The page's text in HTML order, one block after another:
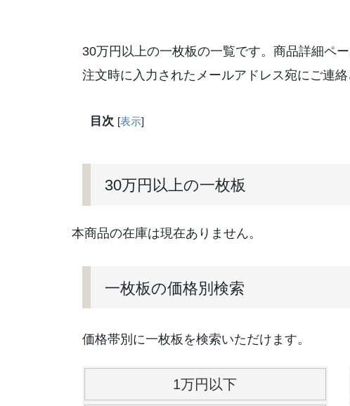
30万円以上の一枚板の一覧です。商品詳細ペ
注文時に入力されたメールアドレス宛にご連絡
目次 [表示]
30万円以上の一枚板
本商品の在庫は現在ありません。
一枚板の価格別検索
価格帯別に一枚板を検索いただけます。
1万円以下